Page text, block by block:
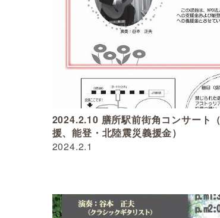
2024.2.1
2024.2.10 膳所駅前街角コンサート
援、能登・北陸震災義援金）